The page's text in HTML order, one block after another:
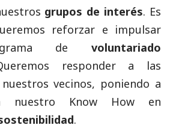
grupos de interés. Es
reforzar e impulsar
de voluntariado
responder a las
vecinos, poniendo a
nuestro Know How en
.